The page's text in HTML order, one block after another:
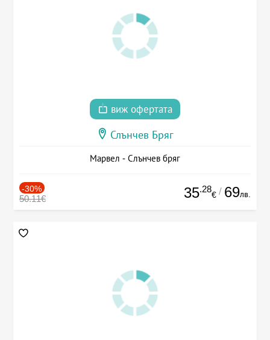
виж офертата
Слънчев Бряг
Марвел - Слънчев бряг
-30%
50.11€ 35.28
€ / 69лв.